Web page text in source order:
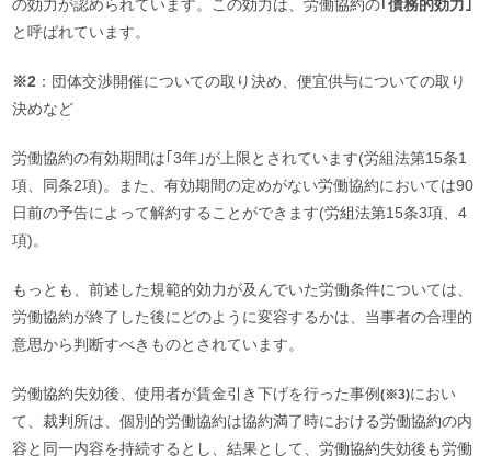
の効力が認められています。この効力は、労働協約の ｢債務的効力｣
と呼ばれています。
※2 ：団体交渉開催についての取り決め、便宜供与についての取り
決めなど
労働協約の有効期間は｢3年｣が上限とされています(労組法第15条1
項、同条2項)。また、有効期間の定めがない労働協約においては90
日前の予告によって解約することができます(労組法第15条3項、4
項)。
もっとも、前述した規範的効力が及んでいた労働条件については、
労働協約が終了した後にどのように変容するかは、当事者の合理的
意思から判断すべきものとされています。
労働協約失効後、使用者が賃金引き下げを行った事例(※3)におい
て、裁判所は、個別的労働協約は協約満了時における労働協約の内
容と同一内容を持続するとし、結果として、労働協約失効後も労働